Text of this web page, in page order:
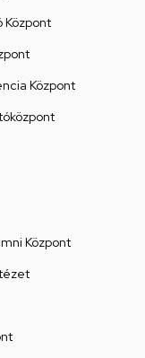
Központ
Központ
Központ